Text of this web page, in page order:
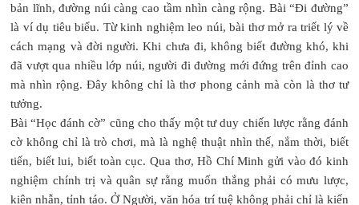
bản lĩnh, đường núi càng cao tầm nhìn càng rộng. Bài “Đi đường”
là ví dụ tiêu biểu. Từ kinh nghiệm leo núi, bài thơ mở ra triết lý về
cách mạng và đời người. Khi chưa đi, không biết đường khó, khi
đã vượt qua nhiều lớp núi, người đi đường mới đứng trên đỉnh cao
mà nhìn rộng. Đây không chỉ là thơ phong cảnh mà còn là thơ tư
tưởng.
Bài “Học đánh cờ” cũng cho thấy một tư duy chiến lược rằng đánh
cờ không chỉ là trò chơi, mà là nghệ thuật nhìn thế, nắm thời, biết
tiến, biết lui, biết toàn cục. Qua thơ, Hồ Chí Minh gửi vào đó kinh
nghiệm chính trị và quân sự rằng muốn thắng phải có mưu lược,
kiên nhẫn, tỉnh táo. Ở Người, văn hóa trí tuệ không phải chỉ là kiến